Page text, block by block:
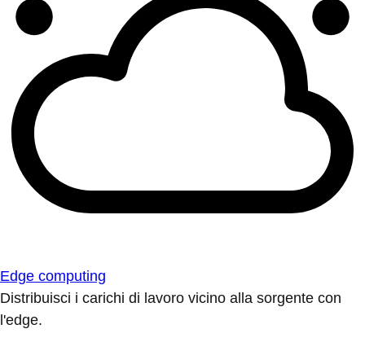
Edge computing
Distribuisci i carichi di lavoro vicino alla sorgente con
l'edge.